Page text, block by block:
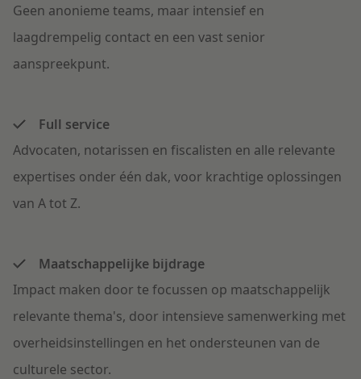
Geen anonieme teams, maar intensief en
laagdrempelig contact en een vast senior
aanspreekpunt.
Full service
Advocaten, notarissen en fiscalisten en alle relevante
expertises onder één dak, voor krachtige oplossingen
van A tot Z.
Maatschappelijke bijdrage
Impact maken door te focussen op maatschappelijk
relevante thema's, door intensieve samenwerking met
overheidsinstellingen en het ondersteunen van de
culturele sector.